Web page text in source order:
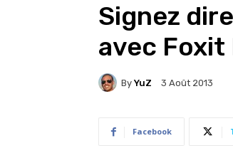
Signez
avec Foxit
By YuZ 3 Août 2013
Facebook